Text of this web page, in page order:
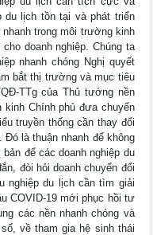
du lịch tồn tại và phát triển
trong môi trường kinh
doanh nghiệp. Chúng ta
nhanh chóng Nghị quyết
bắt thị trường và mục tiêu
TTg của Thủ tướng nền
kinh Chính phủ đưa chuyển
truyền thống cần thay đổi
là thuận nhanh để không
để các doanh nghiệp du
đòi hỏi doanh chuyển đổi
nghiệp du lịch cần tìm giải
COVID-19 mới phục hồi tư
các nền nhanh chóng và
về tham gia hệ sinh thái